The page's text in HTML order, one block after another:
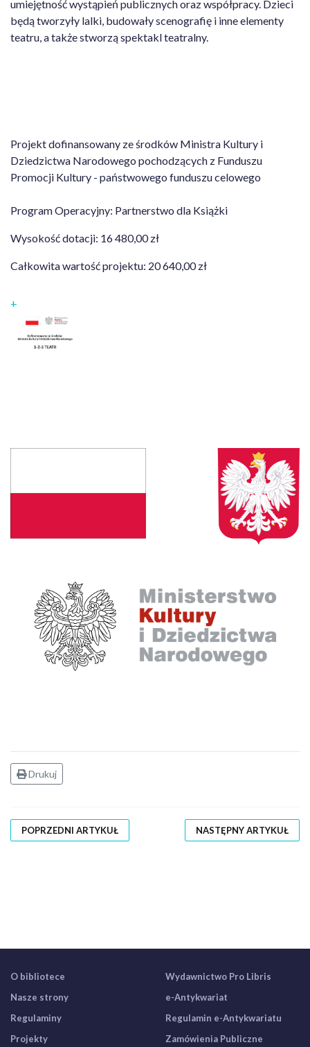
umiejętność wystąpień publicznych oraz współpracy. Dzieci
będą tworzyły lalki, budowały scenografię i inne elementy
teatru, a także stworzą spektakl teatralny.
Projekt dofinansowany ze środków Ministra Kultury i
Dziedzictwa Narodowego pochodzących z Funduszu
Promocji Kultury - państwowego funduszu celowego
Program Operacyjny: Partnerstwo dla Książki
Wysokość dotacji: 16 480,00 zł
Całkowita wartość projektu: 20 640,00 zł
+
Drukuj
POPRZEDNI ARTYKUŁ NASTĘPNY ARTYKUŁ
O bibliotece
Nasze strony
Regulaminy
Projekty
Wydawnictwo Pro Libris
e-Antykwariat
Regulamin e-Antykwariatu
Zamówienia Publiczne